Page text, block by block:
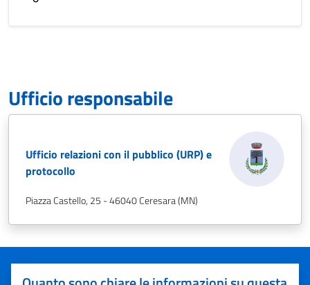
Ufficio responsabile
Ufficio relazioni con il pubblico (URP) e
protocollo
Piazza Castello, 25 - 46040 Ceresara (MN)